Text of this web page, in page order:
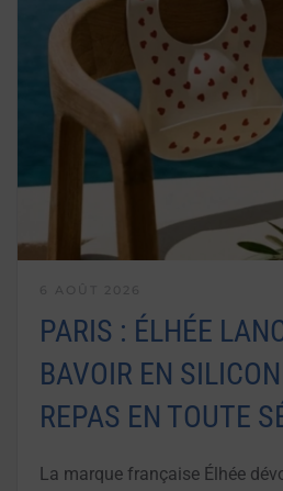
PARIS : ÉLHÉE
BAVOIR EN
REPAS EN TOUTE
La marque française Élhée